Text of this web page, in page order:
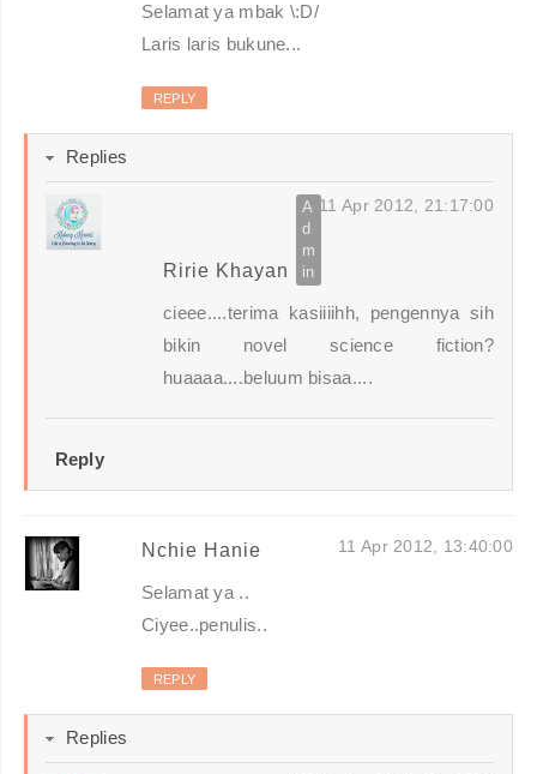
Selamat ya mbak \:D/
Laris laris bukune...
REPLY
Replies
Ririe Khayan
11 Apr 2012, 21:17:00
cieee....terima kasiiiihh, pengennya sih
bikin novel science fiction?
huaaaa....beluum bisaa....
Reply
Nchie Hanie 11 Apr 2012, 13:40:00
Selamat ya ..
Ciyee..penulis..
REPLY
Replies